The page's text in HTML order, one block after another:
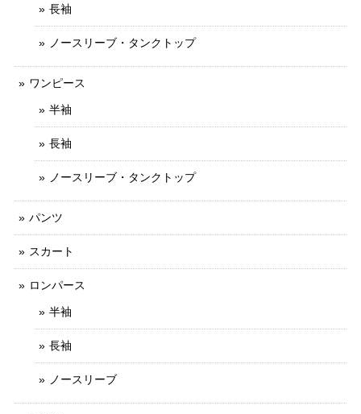
長袖
ノースリーブ・タンクトップ
ワンピース
半袖
長袖
ノースリーブ・タンクトップ
パンツ
スカート
ロンパース
半袖
長袖
ノースリーブ